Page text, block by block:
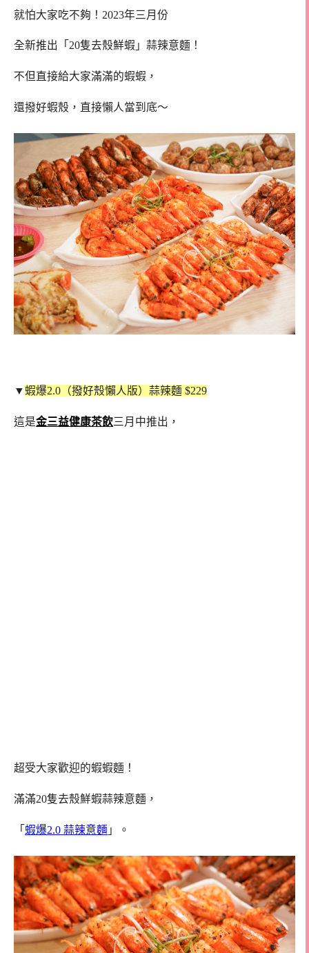
就怕大家吃不夠！2023年三月份
全新推出「20隻去殼鮮蝦」蒜辣意麵！
不但直接給大家滿滿的蝦蝦，
還撥好蝦殼，直接懶人當到底～
▼ 蝦爆2.0（撥好殼懶人版）蒜辣麵 $229
這是金三益健康茶飲三月中推出，
超受大家歡迎的蝦蝦麵！
滿滿20隻去殼鮮蝦蒜辣意麵，
「 蝦爆2.0 蒜辣意麵 」。